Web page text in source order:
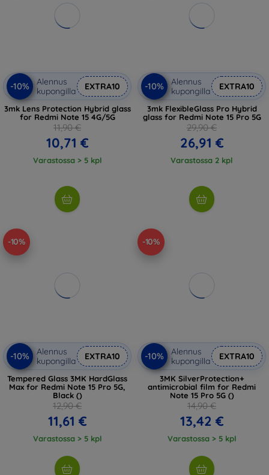
-10%
Alennus
kupongilla
EXTRA10
3mk Lens Protection Hybrid glass
for Redmi Note 15 4G/5G
11,90 €
10,71 €
Varastossa > 5 kpl
-10%
Alennus
kupongilla
EXTRA10
3mk FlexibleGlass Pro Hybrid
glass for Redmi Note 15 Pro 5G
29,90 €
26,91 €
Varastossa 2 kpl
-10%
-10%
Alennus
kupongilla
EXTRA10
Tempered Glass 3MK HardGlass
Max for Redmi Note 15 Pro 5G,
Black ()
12,90 €
11,61 €
Varastossa > 5 kpl
-10%
-10%
Alennus
kupongilla
EXTRA10
3MK SilverProtection+
antimicrobial film for Redmi
Note 15 Pro 5G ()
14,90 €
13,42 €
Varastossa > 5 kpl